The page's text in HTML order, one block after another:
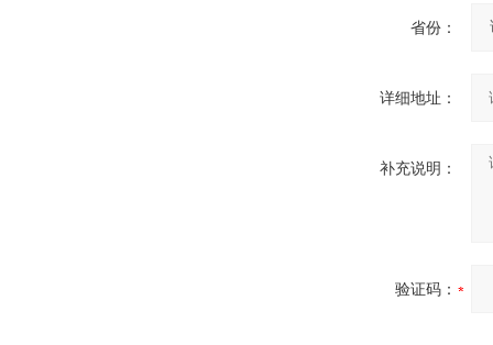
省份：
详细地址：
补充说明：
验证码：